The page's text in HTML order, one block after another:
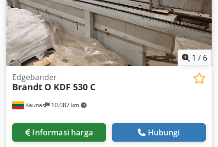
1 / 6
Kaunas 10.087 km
Edgebander
Brandt O KDF 530 C
Informasi harga Hubungi